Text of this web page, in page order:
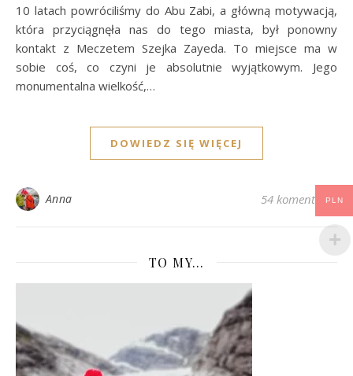
10 latach powróciliśmy do Abu Zabi, a główną motywacją,
która przyciągnęła nas do tego miasta, był ponowny
kontakt z Meczetem Szejka Zayeda. To miejsce ma w
sobie coś, co czyni je absolutnie wyjątkowym. Jego
monumentalna wielkość,…
DOWIEDZ SIĘ WIĘCEJ
Anna 54 komentarze
TO MY…
PLN